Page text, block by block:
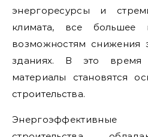
энергоресурсы и
климата, все большее
возможностям снижения
зданиях. В это время
материалы становятся
строительства.